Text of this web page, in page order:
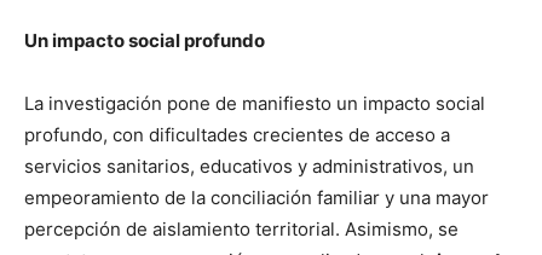
Un impacto social profundo
La investigación pone de manifiesto un impacto social
profundo, con dificultades crecientes de acceso a
servicios sanitarios, educativos y administrativos, un
empeoramiento de la conciliación familiar y una mayor
percepción de aislamiento territorial. Asimismo, se